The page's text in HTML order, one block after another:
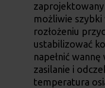
zaprojektowany
możliwie
rozłożeniu
ustabilizować
napełnić
zasilanie i
temperatura